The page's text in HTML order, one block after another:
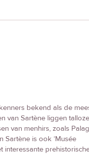
bekend als de
van Sartène liggen talloze
van menhirs, zoals
Sartène is ook ‘Musée
interessante